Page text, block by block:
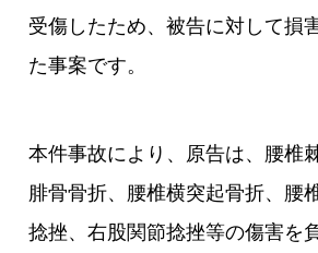
受傷したため、被告に対して損
た事案です。
本件事故により、原告は、腰椎
腓骨骨折、腰椎横突起骨折、腰
捻挫、右股関節捻挫等の傷害を